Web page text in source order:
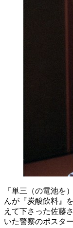
「単三（の電池を
んが『炭酸飲料』
えて下さった佐藤
いた警察のポスタ